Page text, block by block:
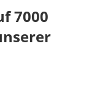
7000